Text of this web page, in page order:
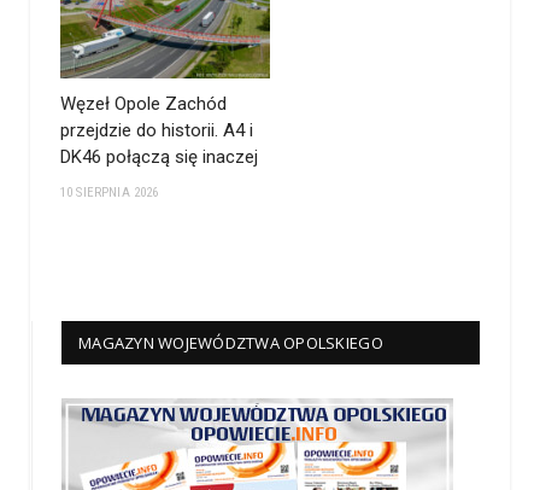
Węzeł Opole Zachód
przejdzie do historii. A4 i
DK46 połączą się inaczej
10 SIERPNIA 2026
MAGAZYN WOJEWÓDZTWA OPOLSKIEGO